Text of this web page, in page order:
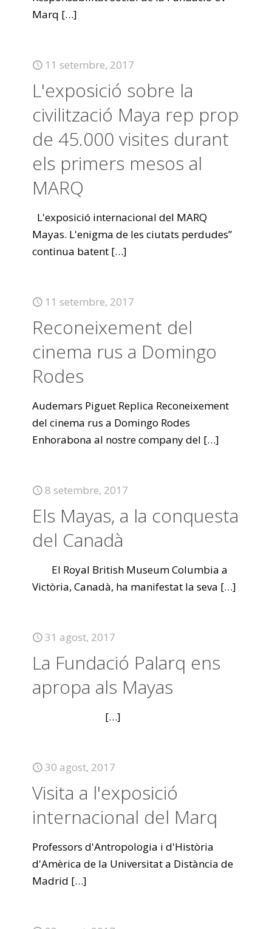
Marq […]
11 setembre, 2017
L'exposició sobre la
civilització Maya rep prop
de 45.000 visites durant
els primers mesos al
MARQ
L'exposició internacional del MARQ
Mayas. L'enigma de les ciutats perdudes”
continua batent […]
11 setembre, 2017
Reconeixement del
cinema rus a Domingo
Rodes
Audemars Piguet Replica Reconeixement
del cinema rus a Domingo Rodes
Enhorabona al nostre company del […]
8 setembre, 2017
Els Mayas, a la conquesta
del Canadà
El Royal British Museum Columbia a
Victòria, Canadà, ha manifestat la seva […]
31 agost, 2017
La Fundació Palarq ens
apropa als Mayas
[…]
30 agost, 2017
Visita a l'exposició
internacional del Marq
Professors d'Antropologia i d'Història
d'Amèrica de la Universitat a Distància de
Madrid […]